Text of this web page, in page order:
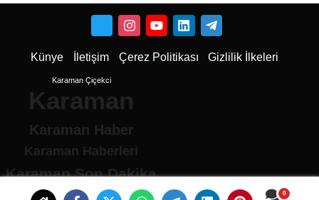
Künye İletişim Çerez Politikası Gizlilik İlkeleri
Karaman Çiçekci
Karaman
Karaman Haber
Karaman Haberleri
Karaman Son Dakika
Karaman son dakika Haberleri